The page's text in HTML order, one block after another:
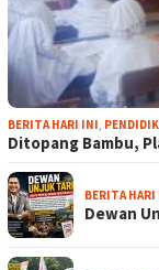
BERITA HARI INI,
Ditopang Bambu,
BERITA
Dewan